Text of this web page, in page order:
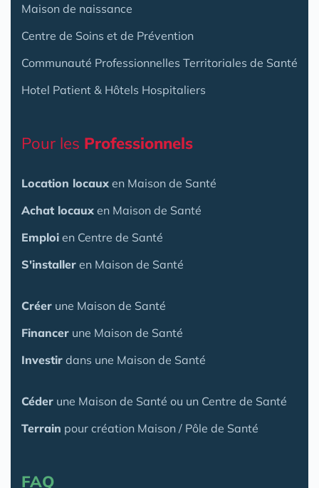
Maison de naissance
Centre de Soins et de Prévention
Communauté Professionnelles Territoriales de Santé
Hotel Patient & Hôtels Hospitaliers
Pour les Professionnels
Location locaux en Maison de Santé
Achat locaux en Maison de Santé
Emploi en Centre de Santé
S'installer en Maison de Santé
Créer une Maison de Santé
Financer une Maison de Santé
Investir dans une Maison de Santé
Céder une Maison de Santé ou un Centre de Santé
Terrain pour création Maison / Pôle de Santé
FAQ